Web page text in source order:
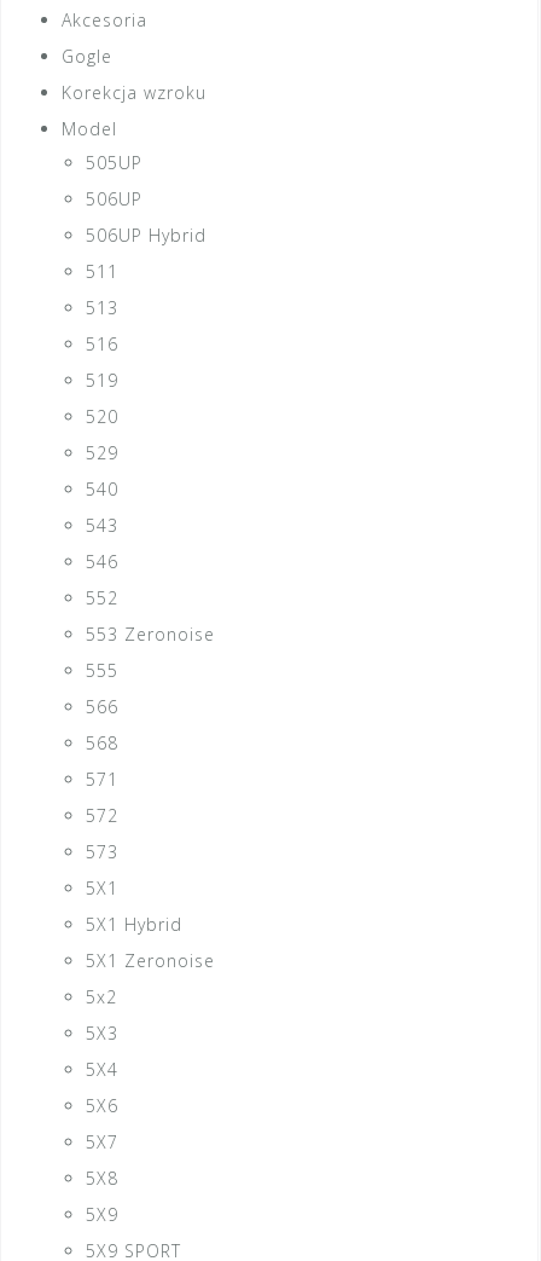
Akcesoria
Gogle
Korekcja wzroku
Model
505UP
506UP
506UP Hybrid
511
513
516
519
520
529
540
543
546
552
553 Zeronoise
555
566
568
571
572
573
5X1
5X1 Hybrid
5X1 Zeronoise
5x2
5X3
5X4
5X6
5X7
5X8
5X9
5X9 SPORT